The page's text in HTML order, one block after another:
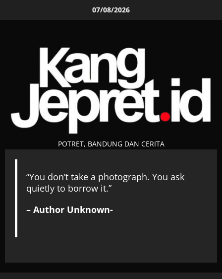
07/08/2026
POTRET, BANDUNG DAN CERITA
“You don’t take a photograph. You ask
quietly to borrow it.”
– Author Unknown-